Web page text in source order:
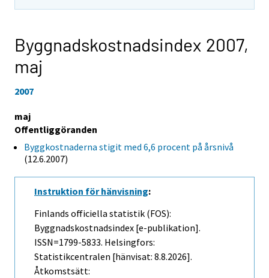
Byggnadskostnadsindex 2007,
maj
2007
maj
Offentliggöranden
Byggkostnaderna stigit med 6,6 procent på årsnivå
(12.6.2007)
Instruktion för hänvisning:
Finlands officiella statistik (FOS):
Byggnadskostnadsindex [e-publikation].
ISSN=1799-5833. Helsingfors:
Statistikcentralen [hänvisat: 8.8.2026].
Åtkomstsätt: